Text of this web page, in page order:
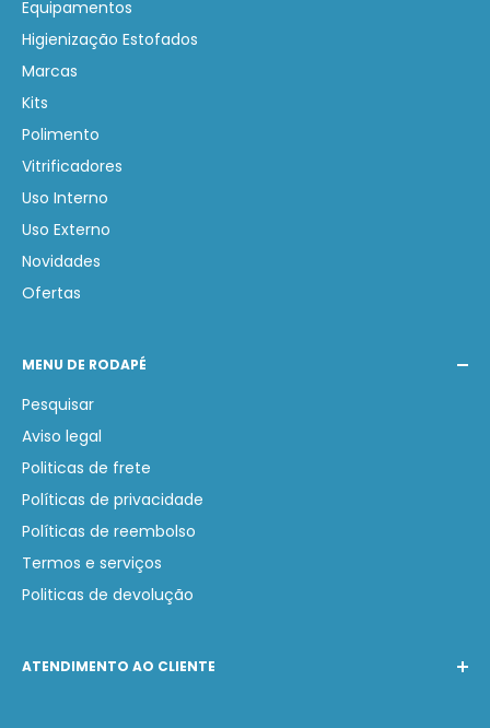
lucratividade.
Equipamentos
Higienização Estofados
Marcas
Kits
Polimento
Vitrificadores
Uso Interno
Uso Externo
Novidades
Ofertas
MENU DE RODAPÉ
Pesquisar
Aviso legal
Politicas de frete
Políticas de privacidade
Políticas de reembolso
Termos e serviços
Politicas de devolução
ATENDIMENTO AO CLIENTE